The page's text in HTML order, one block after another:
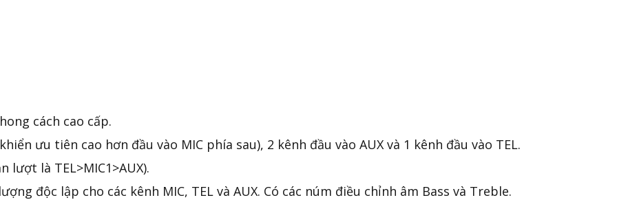
cách cao cấp.
ưu tiên cao hơn đầu vào MIC phía sau), 2 kênh đầu vào AUX và 1 kênh đầu vào TEL.
là TEL>MIC1>AUX).
độc lập cho các kênh MIC, TEL và AUX. Có các núm điều chỉnh âm Bass và Treble.